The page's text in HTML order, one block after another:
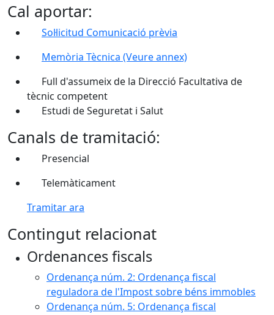
Cal aportar:
Sol·licitud Comunicació prèvia
Memòria Tècnica (Veure annex)
Full d'assumeix de la Direcció Facultativa de
tècnic competent
Estudi de Seguretat i Salut
Canals de tramitació:
Presencial
Telemàticament
Tramitar ara
Contingut relacionat
Ordenances fiscals
Ordenança núm. 2: Ordenança fiscal
reguladora de l'Impost sobre béns immobles
Ordenança núm. 5: Ordenança fiscal